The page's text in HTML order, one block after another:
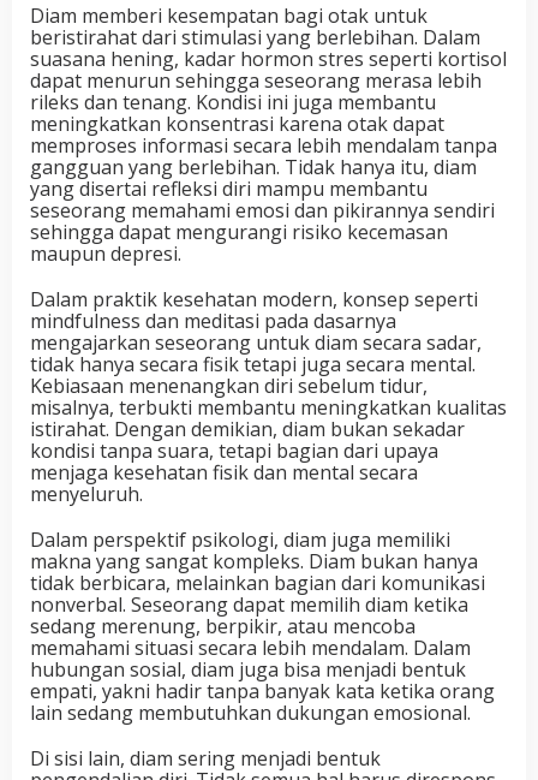
Diam memberi kesempatan bagi otak untuk
beristirahat dari stimulasi yang berlebihan. Dalam
suasana hening, kadar hormon stres seperti kortisol
dapat menurun sehingga seseorang merasa lebih
rileks dan tenang. Kondisi ini juga membantu
meningkatkan konsentrasi karena otak dapat
memproses informasi secara lebih mendalam tanpa
gangguan yang berlebihan. Tidak hanya itu, diam
yang disertai refleksi diri mampu membantu
seseorang memahami emosi dan pikirannya sendiri
sehingga dapat mengurangi risiko kecemasan
maupun depresi.
Dalam praktik kesehatan modern, konsep seperti
mindfulness dan meditasi pada dasarnya
mengajarkan seseorang untuk diam secara sadar,
tidak hanya secara fisik tetapi juga secara mental.
Kebiasaan menenangkan diri sebelum tidur,
misalnya, terbukti membantu meningkatkan kualitas
istirahat. Dengan demikian, diam bukan sekadar
kondisi tanpa suara, tetapi bagian dari upaya
menjaga kesehatan fisik dan mental secara
menyeluruh.
Dalam perspektif psikologi, diam juga memiliki
makna yang sangat kompleks. Diam bukan hanya
tidak berbicara, melainkan bagian dari komunikasi
nonverbal. Seseorang dapat memilih diam ketika
sedang merenung, berpikir, atau mencoba
memahami situasi secara lebih mendalam. Dalam
hubungan sosial, diam juga bisa menjadi bentuk
empati, yakni hadir tanpa banyak kata ketika orang
lain sedang membutuhkan dukungan emosional.
Di sisi lain, diam sering menjadi bentuk